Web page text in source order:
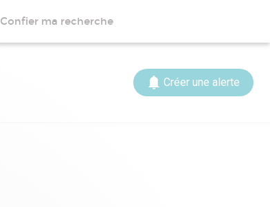
Confier ma recherche
Créer une alerte